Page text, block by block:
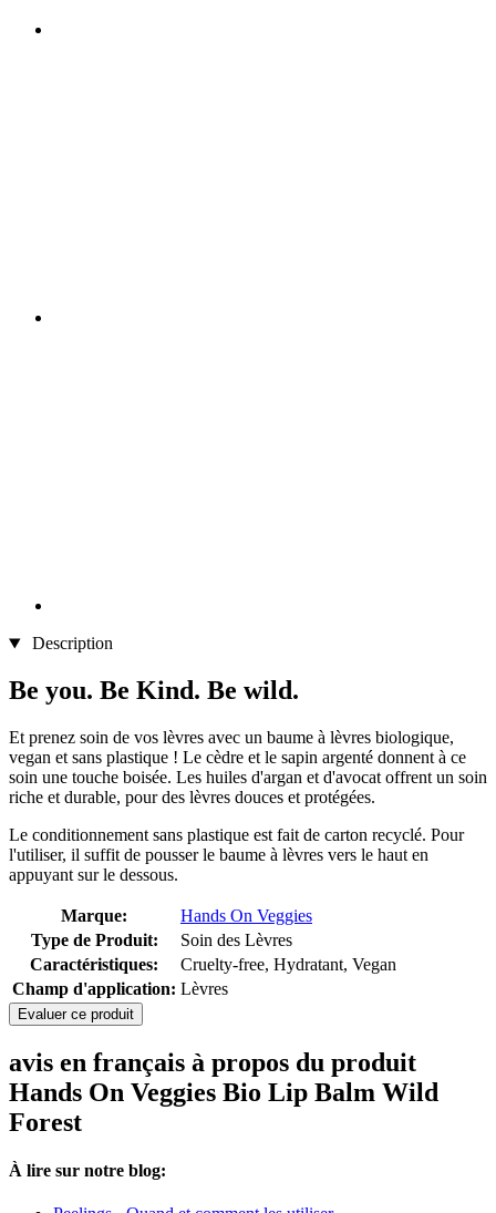
Description
Be you. Be Kind. Be wild.
Et prenez soin de vos lèvres avec un baume à lèvres biologique,
vegan et sans plastique ! Le cèdre et le sapin argenté donnent à ce
soin une touche boisée. Les huiles d'argan et d'avocat offrent un soin
riche et durable, pour des lèvres douces et protégées.
Le conditionnement sans plastique est fait de carton recyclé. Pour
l'utiliser, il suffit de pousser le baume à lèvres vers le haut en
appuyant sur le dessous.
Marque:
Hands On Veggies
Type de Produit:
Soin des Lèvres
Caractéristiques:
Cruelty-free, Hydratant, Vegan
Champ d'application: Lèvres
Evaluer ce produit
avis en français à propos du produit
Hands On Veggies Bio Lip Balm Wild
Forest
À lire sur notre blog: